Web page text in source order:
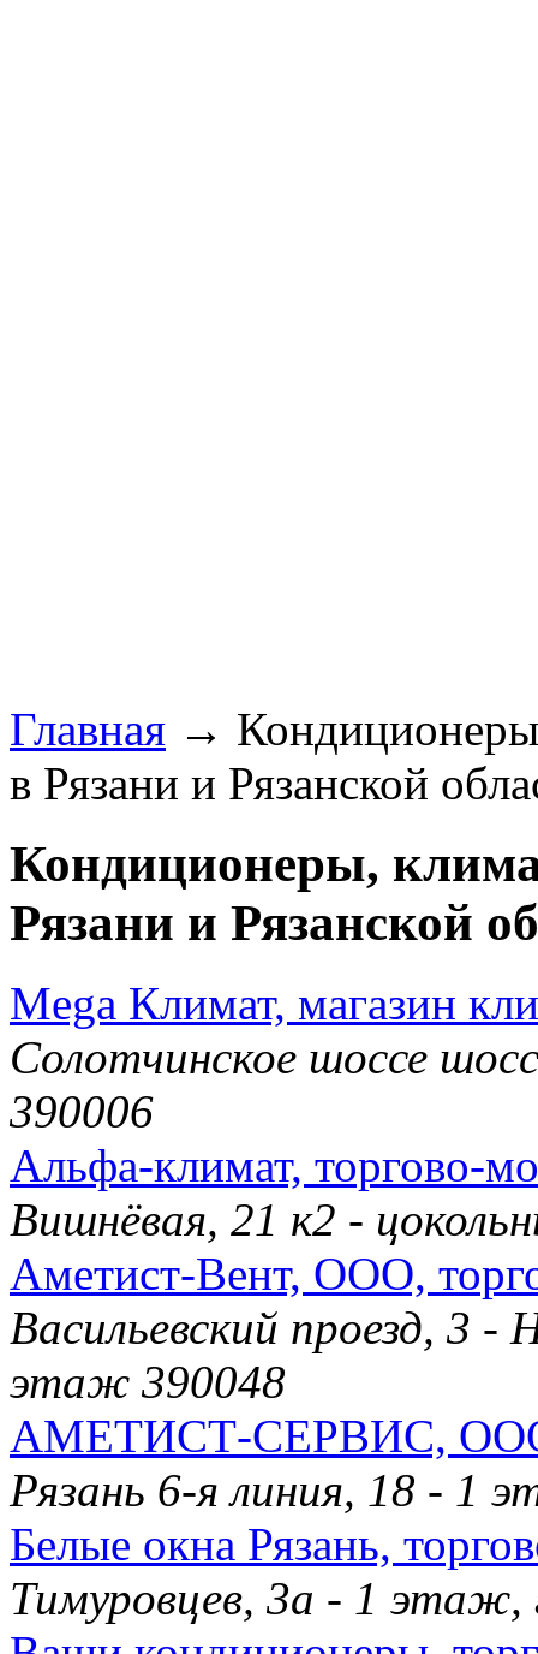
Главная →
в Рязани и Рязанской
Кондиционеры,
Рязани и Рязанской
Mega Климат, магазин
Солотчинское шоссе
390006
Альфа-климат, торгово-
Вишнёвая, 21 к2 -
Аметист-Вент, ООО,
Васильевский проезд, 3
этаж 390048
АМЕТИСТ-СЕРВИС, ООО,
Рязань 6-я линия, 18 - 1
Белые окна Рязань,
Тимуровцев, 3а - 1